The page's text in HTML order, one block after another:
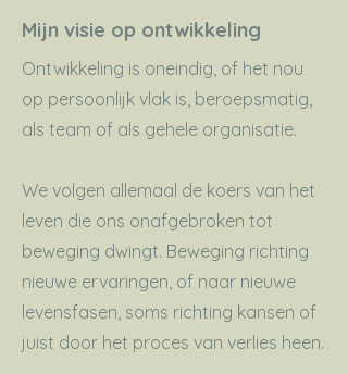
Mijn visie op ontwikkeling
Ontwikkeling is oneindig, of het nou
op persoonlijk vlak is, beroepsmatig,
als team of als gehele organisatie.
We volgen allemaal de koers van het
leven die ons onafgebroken tot
beweging dwingt. Beweging richting
nieuwe ervaringen, of naar nieuwe
levensfasen, soms richting kansen of
juist door het proces van verlies heen.